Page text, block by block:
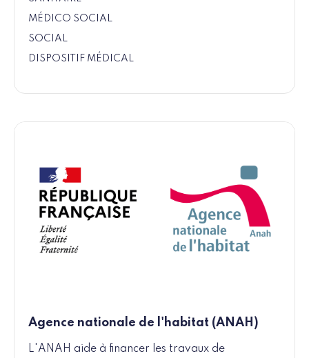
MÉDICO SOCIAL
SOCIAL
DISPOSITIF MÉDICAL
Agence nationale de l'habitat (ANAH)
L'ANAH aide à financer les travaux de